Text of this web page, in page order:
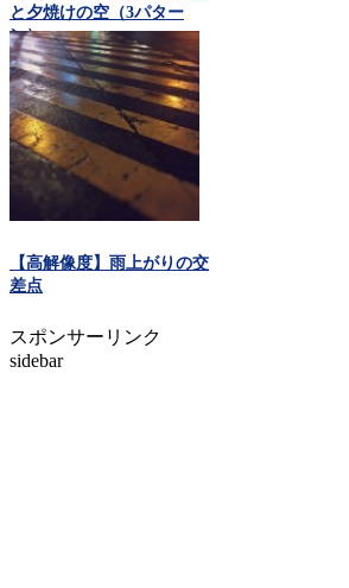
と夕焼けの空（3パター
ン）
【高解像度】雨上がりの交
差点
スポンサーリンク
sidebar